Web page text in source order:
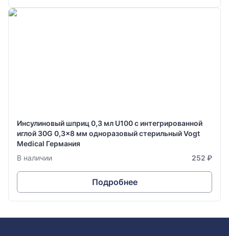
Инсулиновый шприц 0,3 мл U100 с интегрированной
иглой 30G 0,3x8 мм одноразовый стерильный Vogt
Medical Германия
В наличии
252 ₽
Подробнее